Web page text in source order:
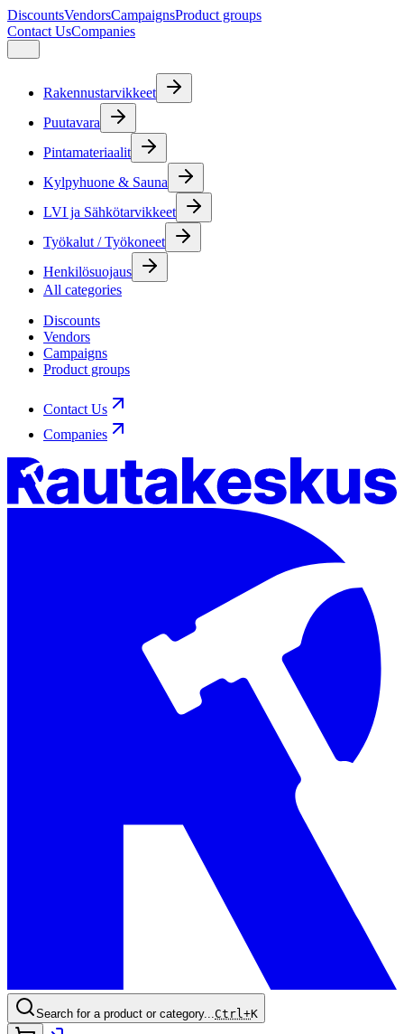
DiscountsVendorsCampaignsProduct groups
Contact UsCompanies
Rakennustarvikkeet
Puutavara
Pintamateriaalit
Kylpyhuone & Sauna
LVI ja Sähkötarvikkeet
Työkalut / Työkoneet
Henkilösuojaus
All categories
Discounts
Vendors
Campaigns
Product groups
Contact Us
Companies
Search for a product or category...Ctrl+K